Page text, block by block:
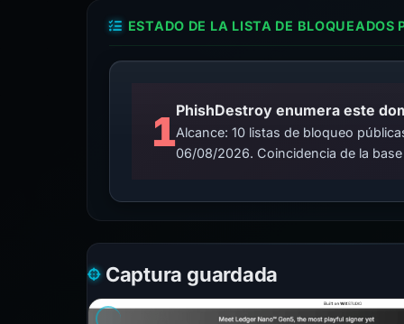
ESTADO DE LA LISTA DE BLOQUEADOS
1PhishDestroy enumera este
Alcance: 10 listas de bloqueo
06/08/2026. Coincidencia de la
Captura guardada